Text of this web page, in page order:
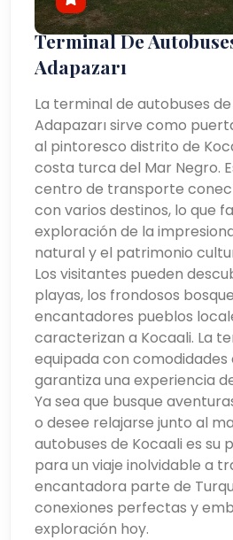
Terminal De
Adapazarı
La terminal de autobuses
Adapazarı sirve como
al pintoresco distrito de
costa turca del Mar Negro.
centro de transporte
con varios destinos, lo que
exploración de la
natural y el patrimonio
Los visitantes pueden
playas, los frondosos
encantadores pueblos
caracterizan a Kocaali. La
equipada con comodidades
garantiza una experiencia
Ya sea que busque
o desee relajarse junto al
autobuses de Kocaali es su
para un viaje inolvidable a
encantadora parte de
conexiones perfectas y
exploración hoy.